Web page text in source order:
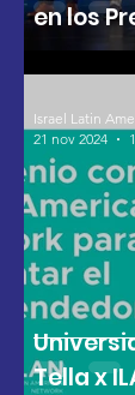
en los
Tella x
Israel Latin
21 nov 2024